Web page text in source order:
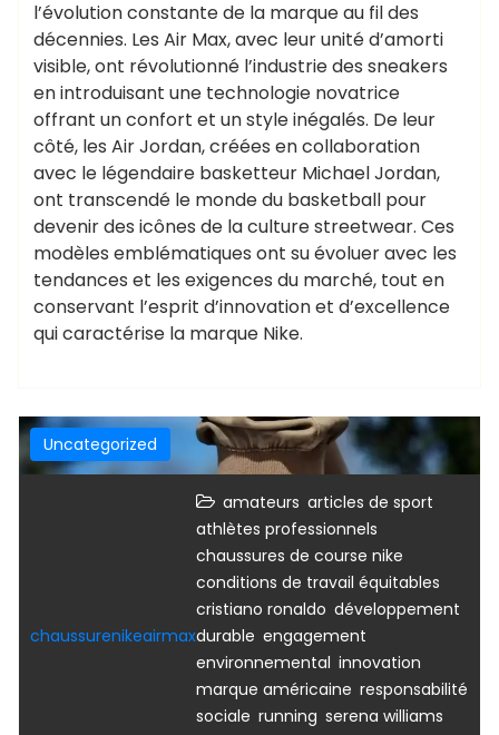
l’évolution constante de la marque au fil des
décennies. Les Air Max, avec leur unité d’amorti
visible, ont révolutionné l’industrie des sneakers
en introduisant une technologie novatrice
offrant un confort et un style inégalés. De leur
côté, les Air Jordan, créées en collaboration
avec le légendaire basketteur Michael Jordan,
ont transcendé le monde du basketball pour
devenir des icônes de la culture streetwear. Ces
modèles emblématiques ont su évoluer avec les
tendances et les exigences du marché, tout en
conservant l’esprit d’innovation et d’excellence
qui caractérise la marque Nike.
Uncategorized
chaussurenikeairmax
amateurs articles de sport
athlètes professionnels
chaussures de course nike
conditions de travail équitables
cristiano ronaldo développement
durable engagement
environnemental innovation
marque américaine responsabilité
sociale running serena williams